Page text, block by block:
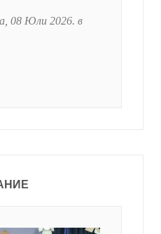
08 Юли 2026. в